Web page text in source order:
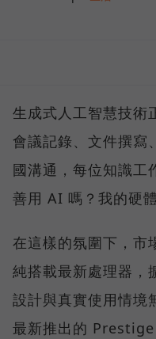
生成式人工智慧技術
會議記錄、文件撰寫
國溝通，每位知識工
善用 AI 嗎？我的硬
在這樣的氛圍下，市
純搭載最新處理器，
設計與真實使用情境
最新推出的